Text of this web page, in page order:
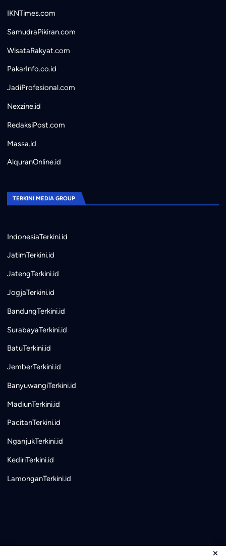
IKNTimes.com
SamudraPikiran.com
WisataRakyat.com
PakarInfo.co.id
JadiProfesional.com
Nexzine.id
RedaksiPost.com
Massa.id
AlquranOnline.id
TERKINI MEDIA GROUP
IndonesiaTerkini.id
JatimTerkini.id
JatengTerkini.id
JogjaTerkini.id
BandungTerkini.id
SurabayaTerkini.id
BatuTerkini.id
JemberTerkini.id
BanyuwangiTerkini.id
MadiunTerkini.id
PacitanTerkini.id
NganjukTerkini.id
KediriTerkini.id
LamonganTerkini.id